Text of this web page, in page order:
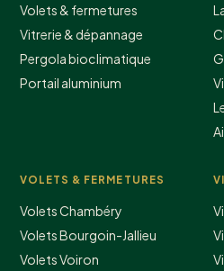
Volets & fermetures
Vitrerie & dépannage
Pergola bioclimatique
Portail aluminium
VOLETS & FERMETURES
Volets Chambéry
Volets Bourgoin-Jallieu
Volets Voiron